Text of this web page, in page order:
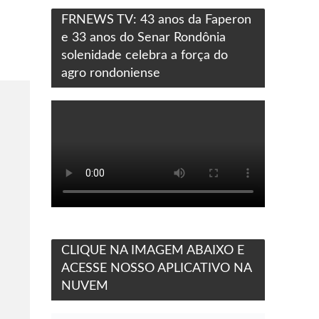
FRNEWS TV: 43 anos da Faperon
e 33 anos do Senar Rondônia
solenidade celebra a força do
agro rondoniense
CLIQUE NA IMAGEM ABAIXO E
ACESSE NOSSO APLICATIVO NA
NUVEM